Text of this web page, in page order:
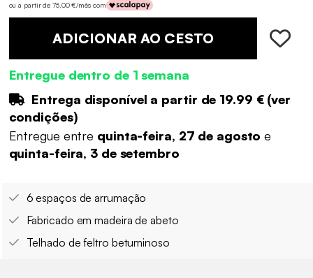
ou a partir de 75,00 €/mês com
ADICIONAR AO CESTO
Entregue dentro de 1 semana
Entrega disponível a partir de 19.99 €(ver
condições)
Entregue entre quinta-feira, 27 de agostoe
quinta-feira, 3 de setembro
6 espaços de arrumação
Fabricado em madeira de abeto
Telhado de feltro betuminoso